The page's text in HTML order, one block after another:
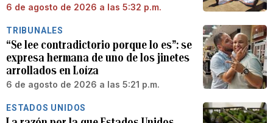
6 de agosto de 2026 a las 5:32 p.m.
TRIBUNALES
“Se lee contradictorio porque lo es”: se
expresa hermana de uno de los jinetes
arrollados en Loíza
6 de agosto de 2026 a las 5:21 p.m.
ESTADOS UNIDOS